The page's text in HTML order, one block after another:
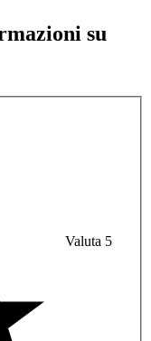
su
Valuta 5